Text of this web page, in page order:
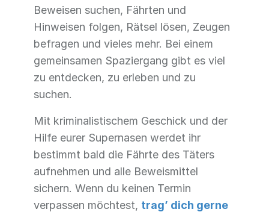
Beweisen suchen, Fährten und
Hinweisen folgen, Rätsel lösen, Zeugen
befragen und vieles mehr. Bei einem
gemeinsamen Spaziergang gibt es viel
zu entdecken, zu erleben und zu
suchen.
Mit kriminalistischem Geschick und der
Hilfe eurer Supernasen werdet ihr
bestimmt bald die Fährte des Täters
aufnehmen und alle Beweismittel
sichern. Wenn du keinen Termin
verpassen möchtest, trag’ dich gerne